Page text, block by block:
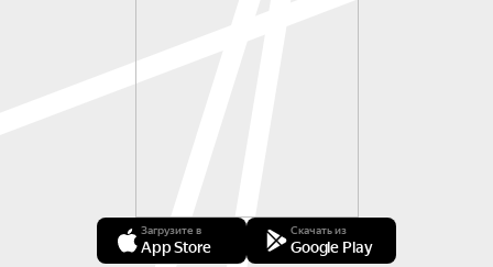
Загрузите в
App Store
Скачать из
Google Play